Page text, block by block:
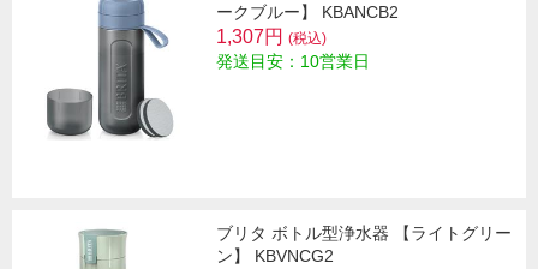
ークブルー】 KBANCB2
1,307円 (税込)
発送目安：10営業日
ブリタ ボトル型浄水器 【ライトグリー
ン】 KBVNCG2